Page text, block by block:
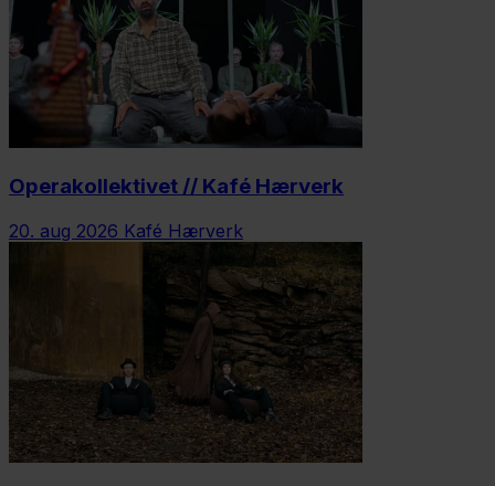
Operakollektivet // Kafé Hærverk
20. aug 2026 Kafé Hærverk